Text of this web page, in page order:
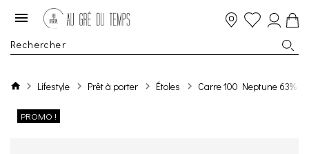
Lifestyle Prêt à porter Étoles Carre 100 Neptune 63%
PROMO !